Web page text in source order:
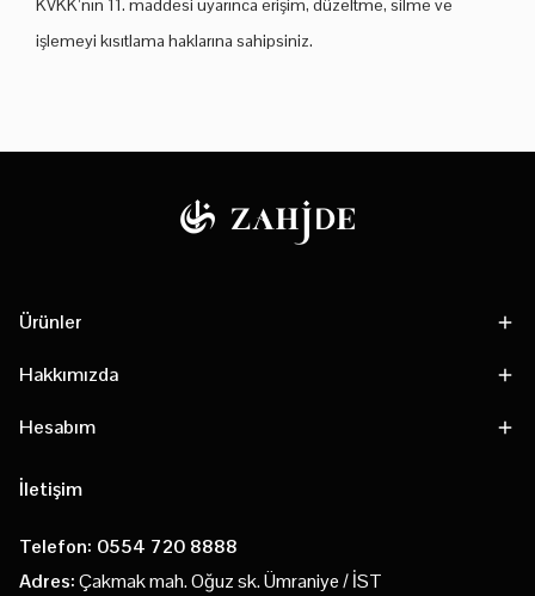
KVKK’nın 11. maddesi uyarınca erişim, düzeltme, silme ve
işlemeyi kısıtlama haklarına sahipsiniz.
Ürünler
Hakkımızda
Hesabım
İletişim
Telefon: 0554 720 8888
Adres:Çakmak mah. Oğuz sk. Ümraniye / İST